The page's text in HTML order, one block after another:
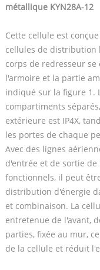
métallique KYN28A-12
Cette cellule est
cellules de distribution
corps de redresseur
l'armoire et la partie
indiqué sur la figure 1.
compartiments
extérieure est IP4X,
les portes de chaque
Avec des lignes
d'entrée et de sortie de
fonctionnels, il peut
distribution d'énergie
et combinaison. La
entretenue de l'avant,
parties, fixée au mur,
de la cellule et réduit